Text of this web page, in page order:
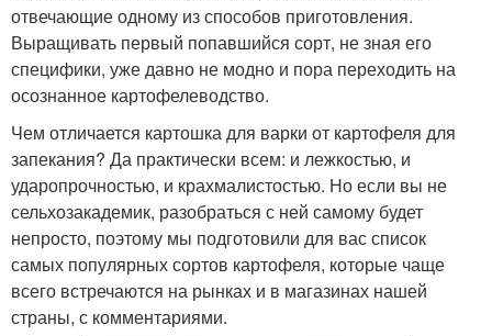
отвечающие одному из способов приготовления.
Выращивать первый попавшийся сорт, не зная его
специфики, уже давно не модно и пора переходить на
осознанное картофелеводство.
Чем отличается картошка для варки от картофеля для
запекания? Да практически всем: и лежкостью, и
ударопрочностью, и крахмалистостью. Но если вы не
сельхозакадемик, разобраться с ней самому будет
непросто, поэтому мы подготовили для вас список
самых популярных сортов картофеля, которые чаще
всего встречаются на рынках и в магазинах нашей
страны, с комментариями.